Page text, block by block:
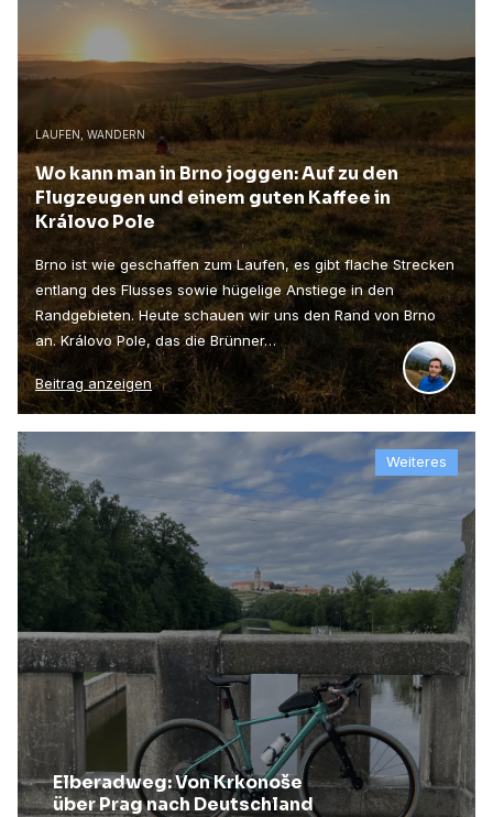
LAUFEN, WANDERN
Wo kann man in Brno joggen: Auf zu den
Flugzeugen und einem guten Kaffee in
Královo Pole
Brno ist wie geschaffen zum Laufen, es gibt flache Strecken
entlang des Flusses sowie hügelige Anstiege in den
Randgebieten. Heute schauen wir uns den Rand von Brno
an. Královo Pole, das die Brünner…
Beitrag anzeigen
Weiteres
Elberadweg: Von Krkonoše
über Prag nach Deutschland